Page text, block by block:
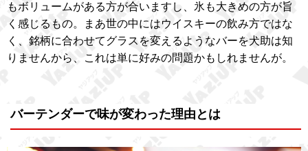
もボリュームがある方が合いますし、氷も大きめの方が旨
く感じるもの。まあ世の中にはウイスキーの飲み方ではな
く、銘柄に合わせてグラスを変えるようなバーを犬助は知
りませんから、これは単に好みの問題かもしれませんが。
バーテンダーで味が変わった理由とは